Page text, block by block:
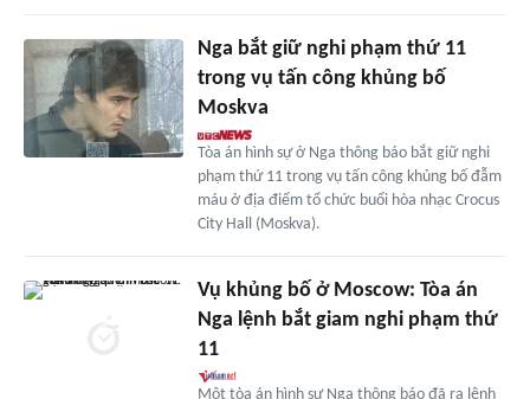
Nga bắt giữ nghi phạm thứ 11
trong vụ tấn công khủng bố
Moskva
Tòa án hình sự ở Nga thông báo bắt giữ nghi
phạm thứ 11 trong vụ tấn công khủng bố đẫm
máu ở địa điểm tổ chức buổi hòa nhạc Crocus
City Hall (Moskva).
Vụ khủng bố ở Moscow: Tòa án
Nga lệnh bắt giam nghi phạm thứ
11
Một tòa án hình sự Nga thông báo đã ra lệnh